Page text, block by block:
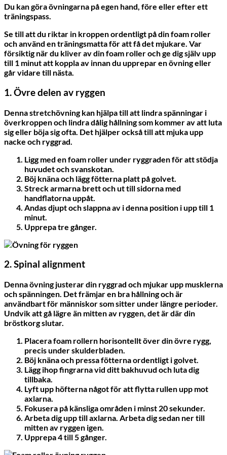
Du kan göra övningarna på egen hand, före eller efter ett
träningspass.
Se till att du riktar in kroppen ordentligt på din foam roller
och använd en träningsmatta för att få det mjukare. Var
försiktig när du kliver av din foam roller och ge dig själv upp
till 1 minut att koppla av innan du upprepar en övning eller
går vidare till nästa.
1. Övre delen av ryggen
Denna stretchövning kan hjälpa till att lindra spänningar i
överkroppen och lindra dålig hållning som kommer av att luta
sig eller böja sig ofta. Det hjälper också till att mjuka upp
nacke och ryggrad.
Ligg med en foam roller under ryggraden för att stödja
huvudet och svanskotan.
Böj knäna och lägg fötterna platt på golvet.
Streck armarna brett och ut till sidorna med
handflatorna uppåt.
Andas djupt och slappna av i denna position i upp till 1
minut.
Upprepa tre gånger.
2. Spinal alignment
Denna övning justerar din ryggrad och mjukar upp musklerna
och spänningen. Det främjar en bra hållning och är
användbart för människor som sitter under längre perioder.
Undvik att gå lägre än mitten av ryggen, det är där din
bröstkorg slutar.
Placera foam rollern horisontellt över din övre rygg,
precis under skulderbladen.
Böj knäna och pressa fötterna ordentligt i golvet.
Lägg ihop fingrarna vid ditt bakhuvud och luta dig
tillbaka.
Lyft upp höfterna något för att flytta rullen upp mot
axlarna.
Fokusera på känsliga områden i minst 20 sekunder.
Arbeta dig upp till axlarna. Arbeta dig sedan ner till
mitten av ryggen igen.
Upprepa 4 till 5 gånger.